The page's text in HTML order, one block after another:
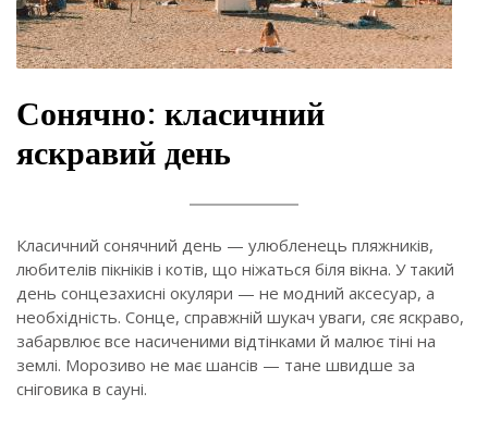
Сонячно: класичний
яскравий день
Класичний сонячний день — улюбленець пляжників,
любителів пікніків і котів, що ніжаться біля вікна. У такий
день сонцезахисні окуляри — не модний аксесуар, а
необхідність. Сонце, справжній шукач уваги, сяє яскраво,
забарвлює все насиченими відтінками й малює тіні на
землі. Морозиво не має шансів — тане швидше за
сніговика в сауні.